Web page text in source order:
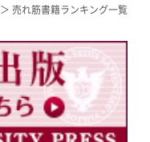
＞ 売れ筋書籍ランキング一覧